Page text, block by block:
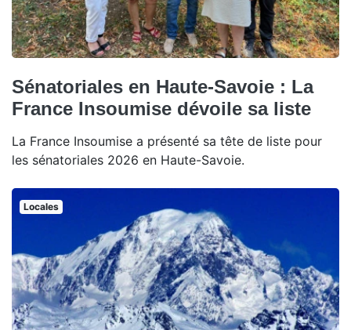
Sénatoriales en Haute-Savoie : La
France Insoumise dévoile sa liste
La France Insoumise a présenté sa tête de liste pour
les sénatoriales 2026 en Haute-Savoie.
Locales